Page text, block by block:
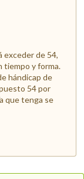
exceder de 54,
tiempo y forma.
hándicap de
54 por
que tenga se